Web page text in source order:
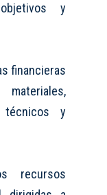
y
financieras
técnicos y
recursos